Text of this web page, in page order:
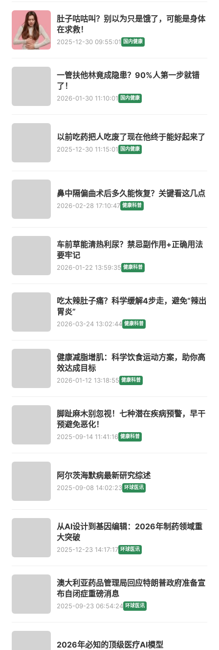
肚子咕咕叫？别以为只是饿了，可能是身体
在求救！
2025-12-30 09:55:01 国内健康
一管扶他林竟成隐患？90%人第一步就错
了！
2026-01-30 11:10:01 国内健康
以前吃药把人吃废了现在他终于能好起来了
2025-12-30 11:15:01 国内健康
鼻中隔偏曲术后多久能恢复？关键看这几点
2026-02-28 17:10:47 健康科普
车前草能清热利尿？禁忌副作用+正确用法
要牢记
2026-01-22 13:59:35 健康科普
吃太辣肚子痛？科学缓解4步走，避免“辣出
胃炎”
2026-03-24 13:02:44 健康科普
健康减脂增肌：科学饮食运动方案，助你高
效达成目标
2026-01-12 13:18:55 健康科普
脚趾麻木别忽视！七种潜在疾病预警，早干
预避免恶化！
2025-09-14 11:41:16 健康科普
阿尔茨海默病最新研究综述
2025-09-08 14:02:23 环球医讯
从AI设计到基因编辑：2026年制药领域重
大突破
2025-12-23 14:17:17 环球医讯
澳大利亚药品管理局回应特朗普政府准备宣
布自闭症重磅消息
2025-09-23 06:54:24 环球医讯
2026年必知的顶级医疗AI模型